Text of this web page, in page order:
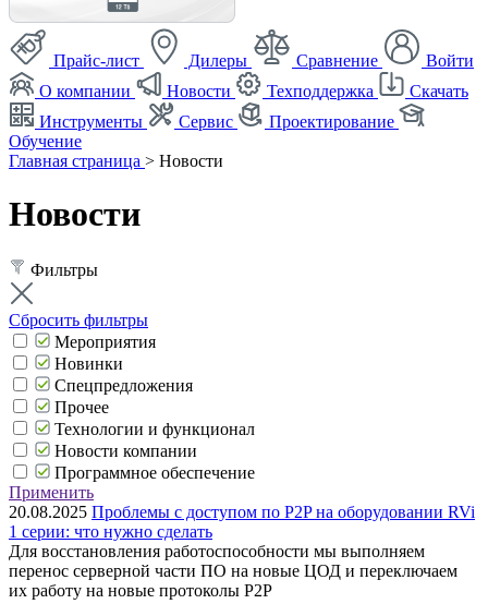
Прайс-лист Дилеры Сравнение
Войти
О компании
Новости Техподдержка
Скачать
Инструменты
Сервис
Проектирование
Обучение
Главная страница > Новости
Новости
Фильтры
Сбросить фильтры
Мероприятия
Новинки
Спецпредложения
Прочее
Технологии и функционал
Новости компании
Программное обеспечение
Применить
20.08.2025 Проблемы с доступом по P2P на оборудовании RVi
1 серии: что нужно сделать
Для восстановления работоспособности мы выполняем
перенос серверной части ПО на новые ЦОД и переключаем
их работу на новые протоколы P2P